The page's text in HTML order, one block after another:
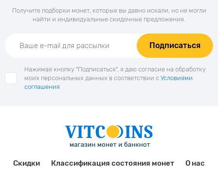
Получите подборки монет, которые вы давно искали, но не могли
найти и индивидуальные скидочные предложения.
Подписаться
Нажимая кнопку "Подписаться", я даю согласие на обработку
моих персональных данных в соответствии с Условиями
соглашения
Скидки Классификация состояния монет О нас